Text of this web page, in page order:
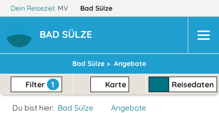
Dein Reiseziel: MV Bad Sülze
BAD SÜLZE
Bad Sülze > Angebote
Filter 1 Karte Reisedaten
Du bist hier: Bad Sülze
Angebote